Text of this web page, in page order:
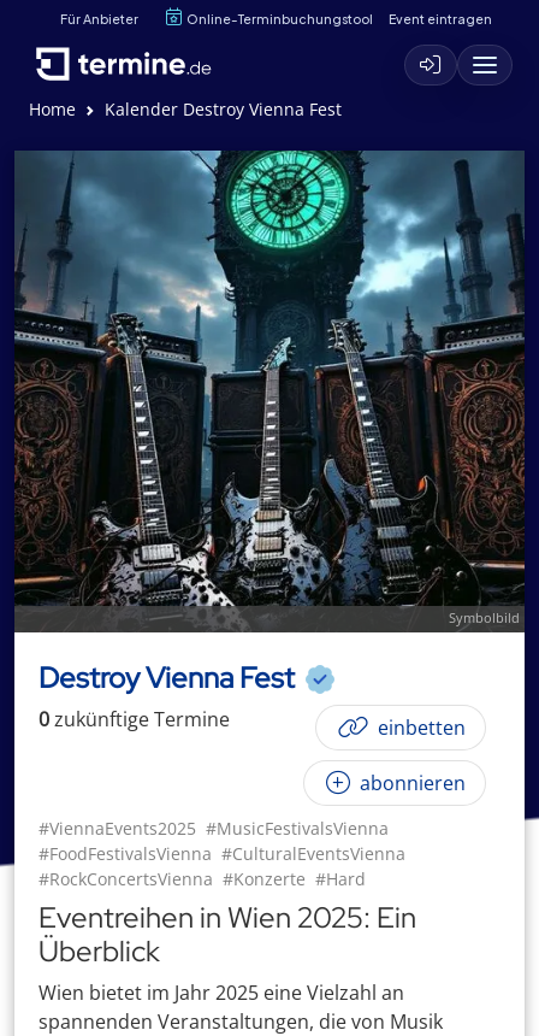
Für Anbieter Online-Terminbuchungstool Event eintragen
Home Kalender Destroy Vienna Fest
Symbolbild
Destroy Vienna Fest
0zukünftigeTermine einbetten
abonnieren
#ViennaEvents2025 #MusicFestivalsVienna
#FoodFestivalsVienna #CulturalEventsVienna
#RockConcertsVienna #Konzerte #Hard
Eventreihen in Wien 2025: Ein
Überblick
Wien bietet im Jahr 2025 eine Vielzahl an
spannenden Veranstaltungen, die von Musik